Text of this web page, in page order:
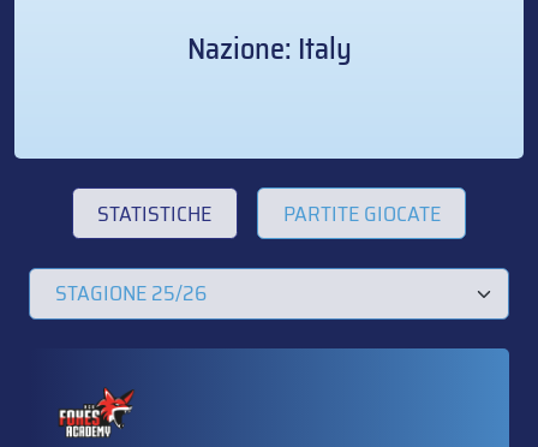
Nazione: Italy
STATISTICHE PARTITE GIOCATE